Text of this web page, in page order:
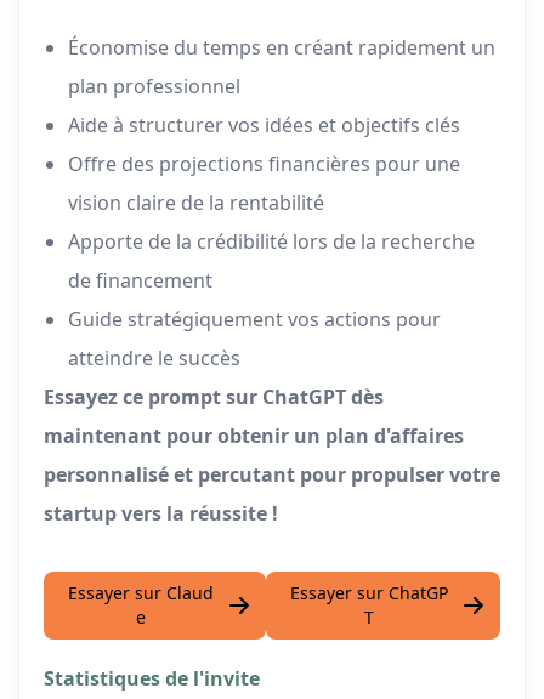
Économise du temps en créant rapidement un
plan professionnel
Aide à structurer vos idées et objectifs clés
Offre des projections financières pour une
vision claire de la rentabilité
Apporte de la crédibilité lors de la recherche
de financement
Guide stratégiquement vos actions pour
atteindre le succès
Essayez ce prompt sur ChatGPT dès
maintenant pour obtenir un plan d'affaires
personnalisé et percutant pour propulser votre
startup vers la réussite !
Essayer sur Claud
e
Essayer sur ChatGP
T
Statistiques de l'invite